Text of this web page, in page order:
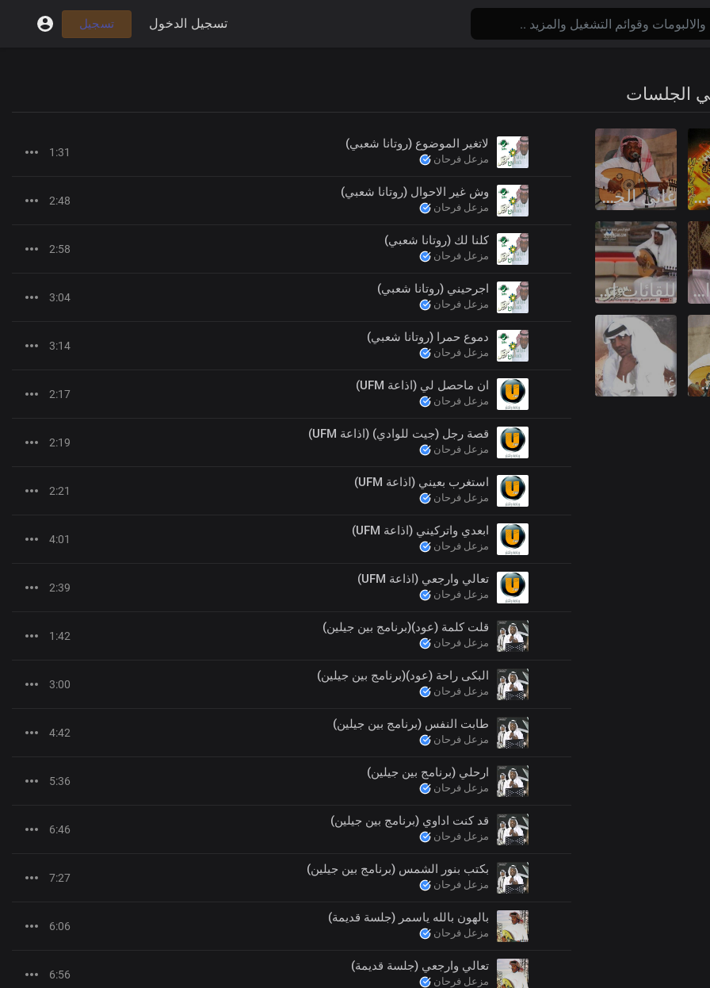
تسجيل الدخول تسجيل
الجلسات
الالبومات الرسمية اغاني الجلسات
الرسائل الصوتية اللقائات الفنية
بالعود اغاني بالصوت فقط
لاتغير الموضوع (روتانا شعبي)
مزعل فرحان
1:31
وش غير الاحوال (روتانا شعبي)
مزعل فرحان
2:48
كلنا لك (روتانا شعبي)
مزعل فرحان
2:58
اجرحيني (روتانا شعبي)
مزعل فرحان
3:04
دموع حمرا (روتانا شعبي)
مزعل فرحان
3:14
ان ماحصل لي (اذاعة UFM)
مزعل فرحان
2:17
قصة رجل (جيت للوادي) (اذاعة UFM)
مزعل فرحان
2:19
استغرب بعيني (اذاعة UFM)
مزعل فرحان
2:21
ابعدي واتركيني (اذاعة UFM)
مزعل فرحان
4:01
تعالي وارجعي (اذاعة UFM)
مزعل فرحان
2:39
قلت كلمة (عود)(برنامج بين جيلين)
مزعل فرحان
1:42
البكى راحة (عود)(برنامج بين جيلين)
مزعل فرحان
3:00
طابت النفس (برنامج بين جيلين)
مزعل فرحان
4:42
ارحلي (برنامج بين جيلين)
مزعل فرحان
5:36
قد كنت اداوي (برنامج بين جيلين)
مزعل فرحان
6:46
بكتب بنور الشمس (برنامج بين جيلين)
مزعل فرحان
7:27
بالهون بالله ياسمر (جلسة قديمة)
مزعل فرحان
6:06
تعالي وارجعي (جلسة قديمة)
مزعل فرحان
6:56